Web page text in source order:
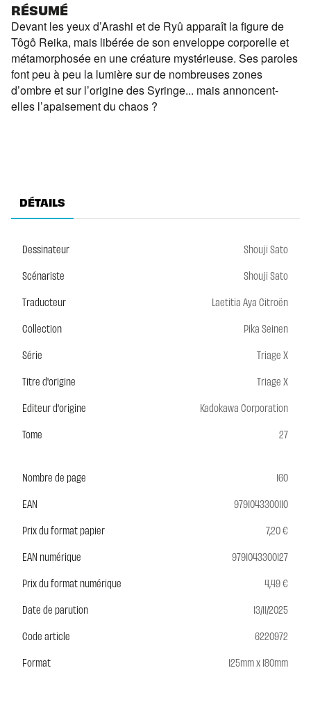
RÉSUMÉ
Devant les yeux d’Arashi et de Ryû apparaît la figure de
Tôgô Reika, mais libérée de son enveloppe corporelle et
métamorphosée en une créature mystérieuse. Ses paroles
font peu à peu la lumière sur de nombreuses zones
d’ombre et sur l’origine des Syringe... mais annoncent-
elles l’apaisement du chaos ?
DÉTAILS
Dessinateur
Shouji Sato
Scénariste
Shouji Sato
Traducteur
Laetitia Aya Citroën
Collection
Pika Seinen
Série
Triage X
Titre d'origine
Triage X
Editeur d'origine
Kadokawa Corporation
Tome
27
Nombre de page
160
EAN
9791043300110
Prix du format papier
7,20 €
EAN numérique
9791043300127
Prix du format numérique
4,49 €
Date de parution
13/11/2025
Code article
6220972
Format
125mm x 180mm